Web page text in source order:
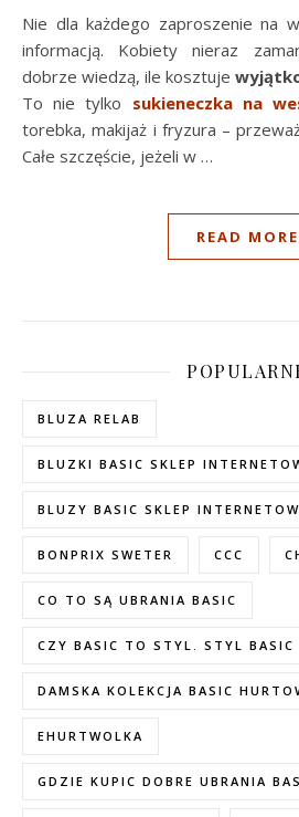
Nie dla każdego zaproszenie na
informacją. Kobiety nieraz
dobrze wiedzą, ile kosztuje
To nie tylko sukieneczka na
torebka, makijaż i fryzura –
Całe szczęście, jeżeli w …
READ MORE
BLUZA RELAB
BLUZKI BASIC SKLEP
BLUZY BASIC SKLEP
BONPRIX SWETER CCC
CO TO SĄ UBRANIA BASIC
CZY BASIC TO STYL. STYL BASIC
DAMSKA KOLEKCJA BASIC
EHURTWOLKA
GDZIE KUPIC DOBRE UBRANIA